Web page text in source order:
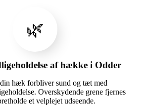
🌿
af hække i Odder
hæk forbliver sund og tæt med
Overskydende grene fjernes
et velplejet udseende.